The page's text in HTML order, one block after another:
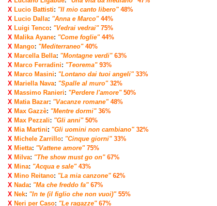
X Lucio Battisti: "Il mio canto libero"48%
X Lucio Dalla: "Anna e Marco" 44%
X Luigi Tenco: "Vedrai vedrai"75%
X Malika Ayane: "Come foglie" 44%
X Mango: "Mediterraneo"40%
X Marcella Bella: "Montagne verdi"63%
X Marco Ferradini: "Teorema"93%
X Marco Masini: "Lontano dai tuoi angeli" 33%
X Mariella Nava: "Spalle al muro"32%
X Massimo Ranieri: "Perdere l'amore" 50%
X Matia Bazar: "Vacanze romane"48%
X Max Gazzè: "Mentre dormi"36%
X Max Pezzali: "Gli anni"50%
X Mia Martini: "Gli uomini non cambiano" 32%
X Michele Zarrillo: "Cinque giorni" 33%
X Mietta: "Vattene amore"75%
X Milva: "The show must go on"67%
X Mina: "Acqua e sale" 43%
X Mino Reitano: "La mia canzone"62%
X Nada: "Ma che freddo fa"67%
X Nek: "In te (il figlio che non vuoi)" 55%
X Neri per Caso: "Le ragazze" 67%